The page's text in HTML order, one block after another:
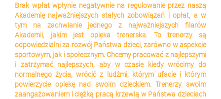
Brak wpłat wpłynie negatywnie na regulowanie przez naszą
Akademię najważniejszych stałych zobowiązań i opłat, a w
tym na zachwianie jednego z najważniejszych filarów
Akademii, jakim jest opieka trenerska. To trenerzy są
odpowiedzialni za rozwój Państwa dzieci, zarówno w aspekcie
sportowym, jak i społecznym. Chcemy pracować z najlepszymi
i zatrzymać najlepszych, aby w czasie kiedy wrócimy do
normalnego życia, wrócić z ludźmi, którym ufacie i którym
powierzycie opiekę nad swoim dzieckiem. Trenerzy swoim
zaangażowaniem i ciężką pracą krzewią w Państwa dzieciach